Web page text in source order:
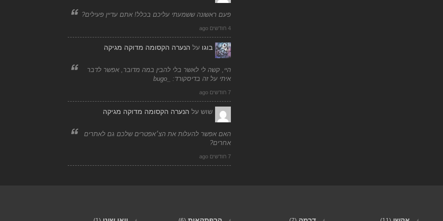
פעם ראשונה ששמעתי עליכם בכלל! אתם עדיין פעילים?
4 חודשים ago
בוגו על הנערה הקסומה מדוקה מגיקה
היי, קשה לי לאשר בלי להבין במה מדובר, אפשר לדבר
איתי על זה בדיסקורד: _bugo
7 חודשים ago
שוש על הנערה הקסומה מדוקה מגיקה
האם אפשר להעלות את הצ׳אפטרים שלכם גם לאתרים
אחרים?
7 חודשים ago